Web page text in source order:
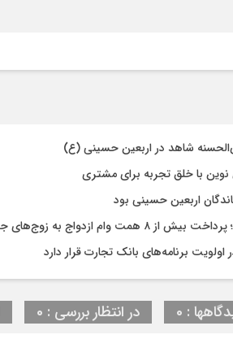
شاهد در اربعین حسینی (ع)
نوین با خلق تجربه برای مشتری
اربعین حسینی بود
برنامه‌های بانک تجارت قرار دارد
: 0 در انتظار بررسی : 0